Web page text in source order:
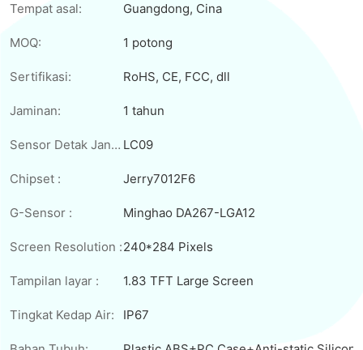
Tempat asal: Guangdong, Cina
MOQ: 1 potong
Sertifikasi: RoHS, CE, FCC, dll
Jaminan: 1 tahun
Sensor Detak Jantung: LC09
Chipset : Jerry7012F6
G-Sensor : Minghao DA267-LGA12
Screen Resolution :240*284 Pixels
Tampilan layar : 1.83 TFT Large Screen
Tingkat Kedap Air: IP67